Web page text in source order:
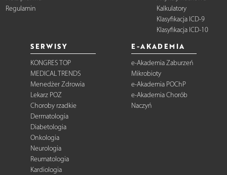
Regulamin
Kalkulatory
Klasyfikacja ICD-9
Klasyfikacja ICD-10
SERWISY
KONGRES TOP
MEDICAL TRENDS
Menedżer Zdrowia
Lekarz POZ
Choroby rzadkie
Dermatologia
Diabetologia
Onkologia
Neurologia
Reumatologia
Kardiologia
E-AKADEMIA
e-Akademia Zaburzeń
Mikrobioty
e-Akademia POChP
e-Akademia Chorób
Naczyń